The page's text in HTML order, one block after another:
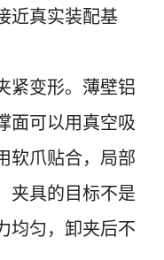
近真实装配基
紧变形。薄壁铝
面可以用真空吸
软爪贴合，局部
夹具的目标不是
均匀，卸夹后不